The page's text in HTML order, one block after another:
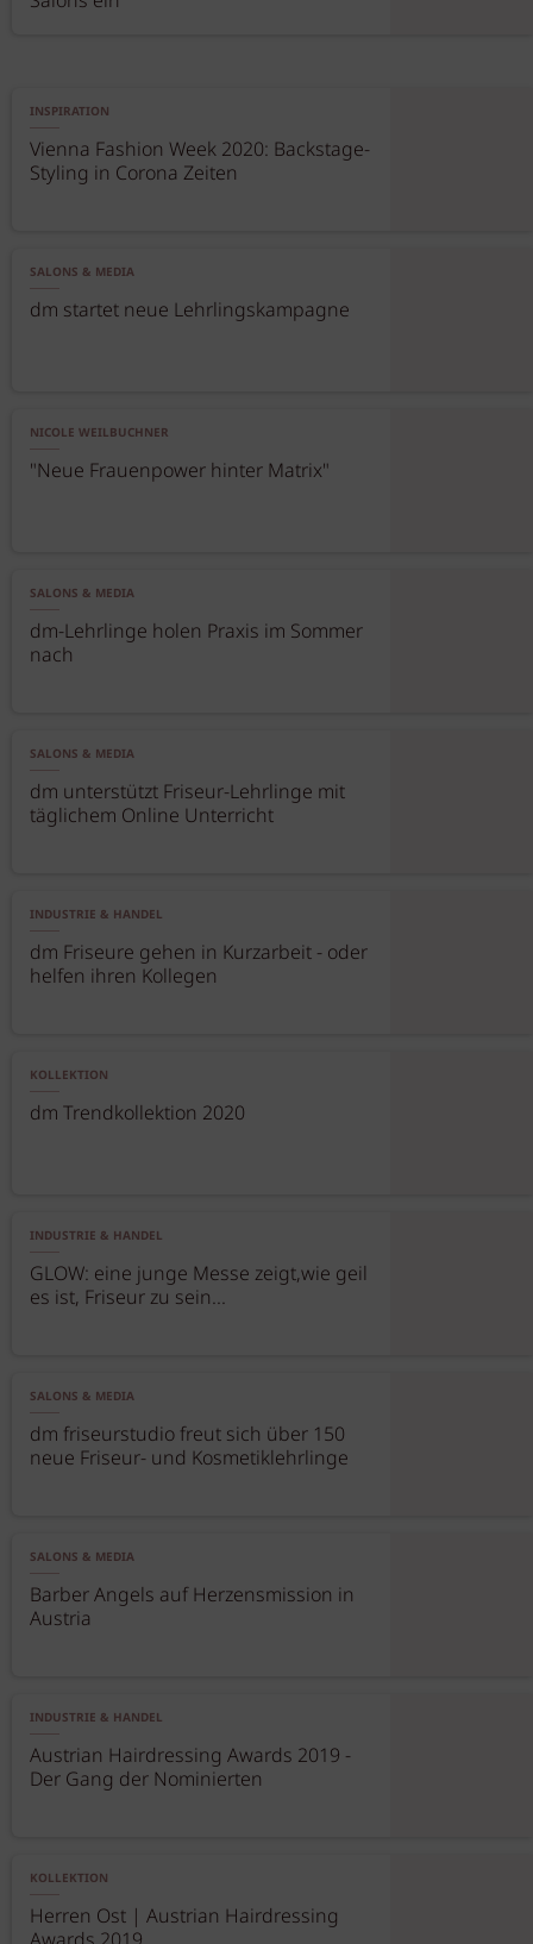
INSPIRATION
Vienna Fashion Week 2020: Backstage-
Styling in Corona Zeiten
SALONS & MEDIA
dm startet neue Lehrlingskampagne
NICOLE WEILBUCHNER
"Neue Frauenpower hinter Matrix"
SALONS & MEDIA
dm-Lehrlinge holen Praxis im Sommer
nach
SALONS & MEDIA
dm unterstützt Friseur-Lehrlinge mit
täglichem Online Unterricht
INDUSTRIE & HANDEL
dm Friseure gehen in Kurzarbeit - oder
helfen ihren Kollegen
KOLLEKTION
dm Trendkollektion 2020
INDUSTRIE & HANDEL
GLOW: eine junge Messe zeigt,wie geil
es ist, Friseur zu sein...
SALONS & MEDIA
dm friseurstudio freut sich über 150
neue Friseur- und Kosmetiklehrlinge
SALONS & MEDIA
Barber Angels auf Herzensmission in
Austria
INDUSTRIE & HANDEL
Austrian Hairdressing Awards 2019 -
Der Gang der Nominierten
KOLLEKTION
Herren Ost | Austrian Hairdressing